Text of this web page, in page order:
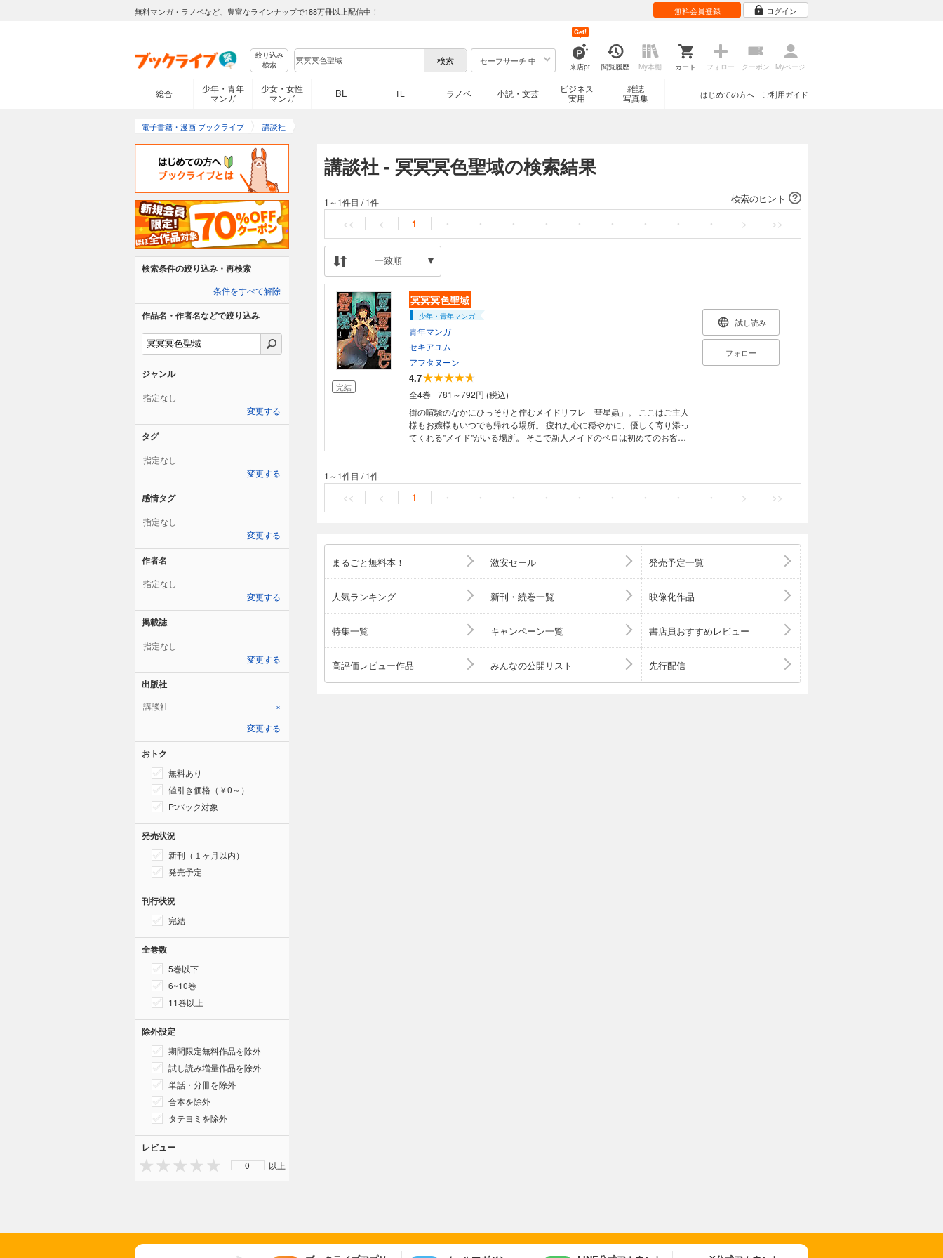
無料マンガ・ラノベなど、豊富なラインナップで188万冊以上配信中！ 無料会員登録 ログイン
絞り込み
検索
セーフサーチ 中
来店pt
Get!
閲覧履歴 My本棚 カート フォロー クーポン Myページ
総合
少年・青年
マンガ
少女・女性
マンガ
BL TL ラノベ 小説・文芸
ビジネス
実用
雑誌
写真集
ご利用ガイド
はじめての方へ
電子書籍・漫画 ブックライブ 講談社
講談社 - 冥冥冥色聖域の検索結果
検索のヒント
1～1件目 /1件
<< < 1 ・ ・ ・ ・ ・ ・ ・ ・ ・ > >>
一致順
完結
冥冥冥色聖域
少年・青年マンガ
青年マンガ
セキアユム
アフタヌーン
4.7
全4巻
781～792円 (税込)
街の喧騒のなかにひっそりと佇むメイドリフレ「彗星蟲」。 ここはご主人
様もお嬢様もいつでも帰れる場所。 疲れた心に穏やかに、優しく寄り添っ
てくれる"メイド"がいる場所。 そこで新人メイドのペロは初めてのお客様
を迎えようとしていた。 深い傷を抱えた彼を、ひと時でも癒してあげたい
試し読み
フォロー
1～1件目 /1件
<< < 1 ・ ・ ・ ・ ・ ・ ・ ・ ・ > >>
まるごと無料本！ 激安セール 発売予定一覧
人気ランキング 新刊・続巻一覧 映像化作品
特集一覧 キャンペーン一覧 書店員おすすめレビュー
高評価レビュー作品 みんなの公開リスト 先行配信
検索条件の絞り込み・再検索
条件をすべて解除
作品名・作者名などで絞り込み
ジャンル
指定なし
変更する
タグ
指定なし
変更する
感情タグ
指定なし
変更する
作者名
指定なし
変更する
掲載誌
指定なし
変更する
出版社
講談社 ×
変更する
おトク
無料あり
値引き価格（￥0～）
Ptバック対象
発売状況
新刊（１ヶ月以内）
発売予定
刊行状況
完結
全巻数
5巻以下
6~10巻
11巻以上
除外設定
期間限定無料作品を除外
試し読み増量作品を除外
単話・分冊を除外
合本を除外
タテヨミを除外
レビュー
0 以上